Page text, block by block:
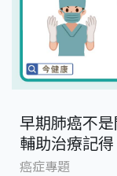
早期肺癌不
輔助治療記
癌症專題